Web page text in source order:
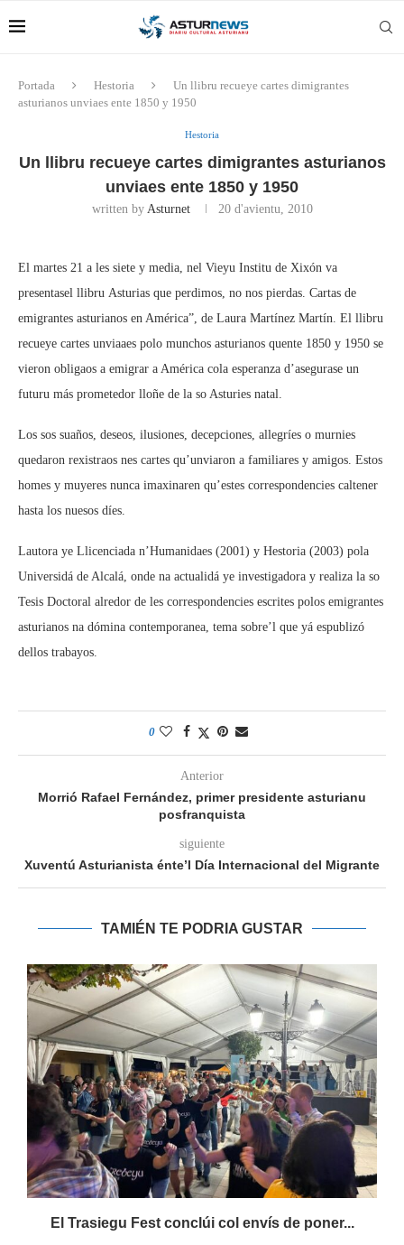
Portada Hestoria
Un llibru recueye cartes dimigrantes
asturianos unviaes ente 1850 y 1950
Hestoria
Un llibru recueye cartes dimigrantes asturianos
unviaes ente 1850 y 1950
written by Asturnet 20 d'avientu, 2010
El martes 21 a les siete y media, nel Vieyu Institu de Xixón va
presentasel llibru Asturias que perdimos, no nos pierdas. Cartas de
emigrantes asturianos en América”, de Laura Martínez Martín. El llibru
recueye cartes unviaaes polo munchos asturianos quente 1850 y 1950 se
vieron obligaos a emigrar a América cola esperanza d’asegurase un
futuru más prometedor lloñe de la so Asturies natal.
Los sos suaños, deseos, ilusiones, decepciones, allegríes o murnies
quedaron rexistraos nes cartes qu’unviaron a familiares y amigos. Estos
homes y muyeres nunca imaxinaren qu’estes correspondencies caltener
hasta los nuesos díes.
Lautora ye Llicenciada n’Humanidaes (2001) y Hestoria (2003) pola
Universidá de Alcalá, onde na actualidá ye investigadora y realiza la so
Tesis Doctoral alredor de les correspondencies escrites polos emigrantes
asturianos na dómina contemporanea, tema sobre’l que yá espublizó
dellos trabayos.
0
Anterior
Morrió Rafael Fernández, primer presidente asturianu
posfranquista
siguiente
Xuventú Asturianista énte’l Día Internacional del Migrante
TAMIÉN TE PODRIA GUSTAR
El Trasiegu Fest conclúi col envís de poner...